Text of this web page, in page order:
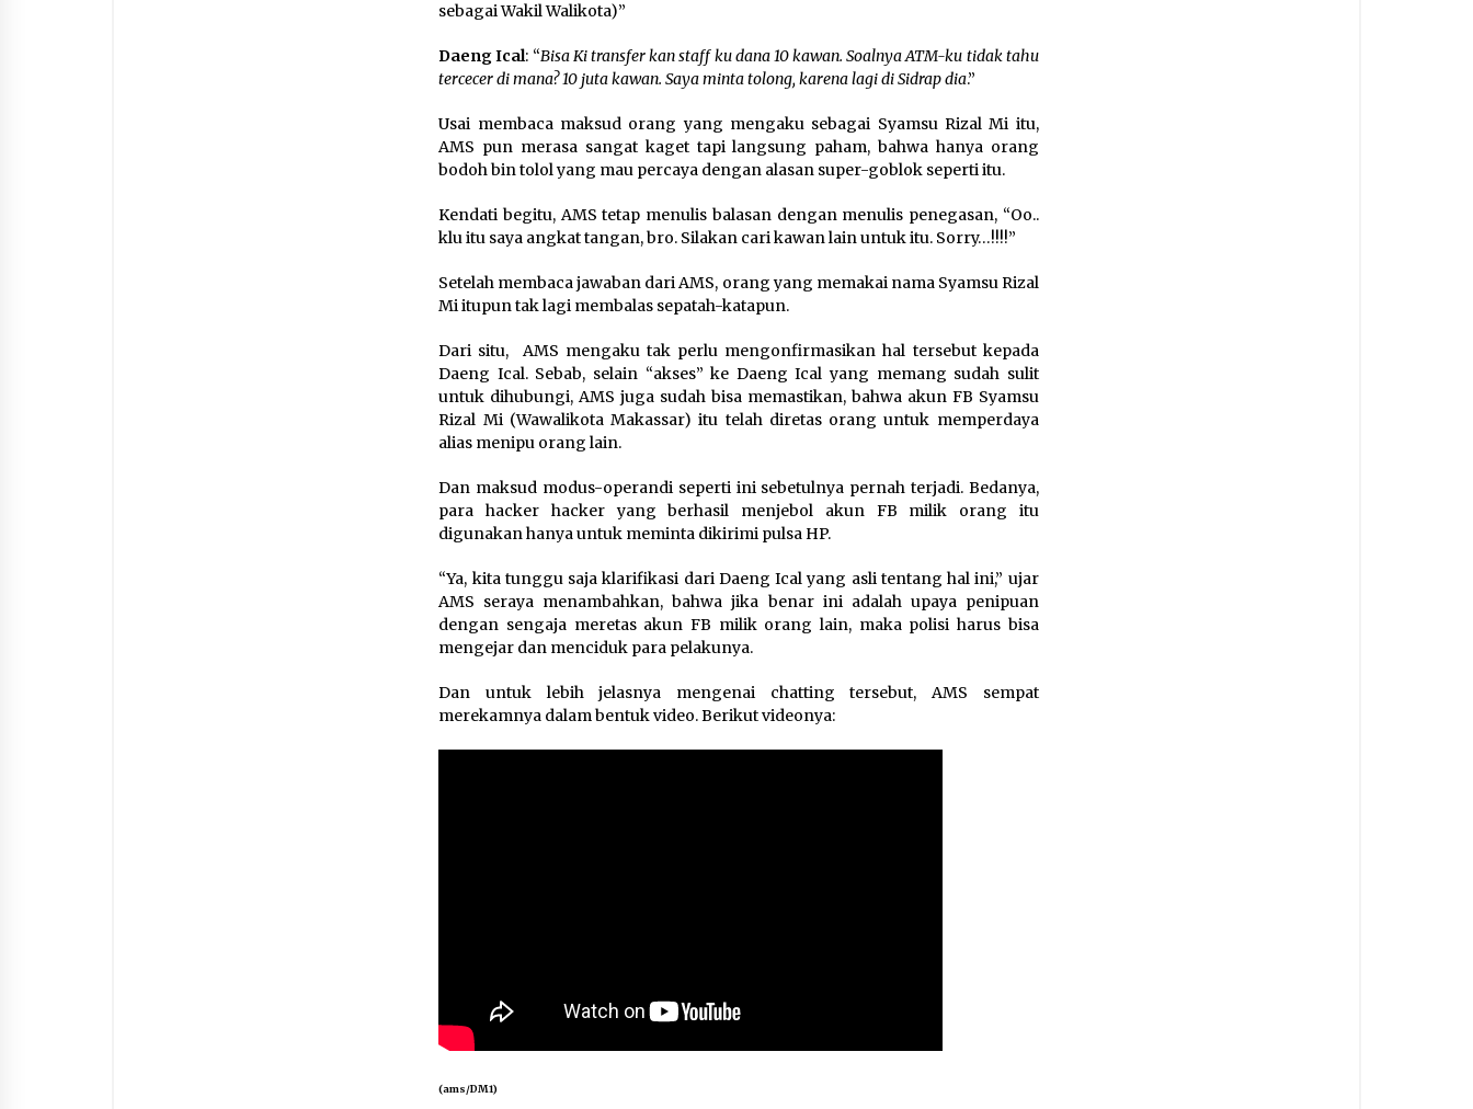
sebagai Wakil Walikota)”
Daeng Ical: “Bisa Ki transfer kan staff ku dana 10 kawan. Soalnya ATM-ku tidak tahu
tercecer di mana? 10 juta kawan. Saya minta tolong, karena lagi di Sidrap dia.”
Usai membaca maksud orang yang mengaku sebagai Syamsu Rizal Mi itu,
AMS pun merasa sangat kaget tapi langsung paham, bahwa hanya orang
bodoh bin tolol yang mau percaya dengan alasan super-goblok seperti itu.
Kendati begitu, AMS tetap menulis balasan dengan menulis penegasan, “Oo..
klu itu saya angkat tangan, bro. Silakan cari kawan lain untuk itu. Sorry…!!!!”
Setelah membaca jawaban dari AMS, orang yang memakai nama Syamsu Rizal
Mi itupun tak lagi membalas sepatah-katapun.
Dari situ, AMS mengaku tak perlu mengonfirmasikan hal tersebut kepada
Daeng Ical. Sebab, selain “akses” ke Daeng Ical yang memang sudah sulit
untuk dihubungi, AMS juga sudah bisa memastikan, bahwa akun FB Syamsu
Rizal Mi (Wawalikota Makassar) itu telah diretas orang untuk memperdaya
alias menipu orang lain.
Dan maksud modus-operandi seperti ini sebetulnya pernah terjadi. Bedanya,
para hacker hacker yang berhasil menjebol akun FB milik orang itu
digunakan hanya untuk meminta dikirimi pulsa HP.
“Ya, kita tunggu saja klarifikasi dari Daeng Ical yang asli tentang hal ini,” ujar
AMS seraya menambahkan, bahwa jika benar ini adalah upaya penipuan
dengan sengaja meretas akun FB milik orang lain, maka polisi harus bisa
mengejar dan menciduk para pelakunya.
Dan untuk lebih jelasnya mengenai chatting tersebut, AMS sempat
merekamnya dalam bentuk video. Berikut videonya:
(ams/DM1)